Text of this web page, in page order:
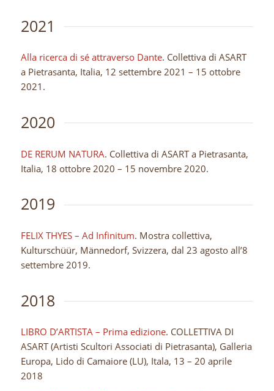
2021
Alla ricerca di sé attraverso Dante. Collettiva di ASART
a Pietrasanta, Italia, 12 settembre 2021 – 15 ottobre
2021.
2020
DE RERUM NATURA. Collettiva di ASART a Pietrasanta,
Italia, 18 ottobre 2020 – 15 novembre 2020.
2019
FELIX THYES – Ad Infinitum. Mostra collettiva,
Kulturschüür, Männedorf, Svizzera, dal 23 agosto all’8
settembre 2019.
2018
LIBRO D’ARTISTA – Prima edizione. COLLETTIVA DI
ASART (Artisti Scultori Associati di Pietrasanta), Galleria
Europa, Lido di Camaiore (LU), Itala, 13 – 20 aprile
2018